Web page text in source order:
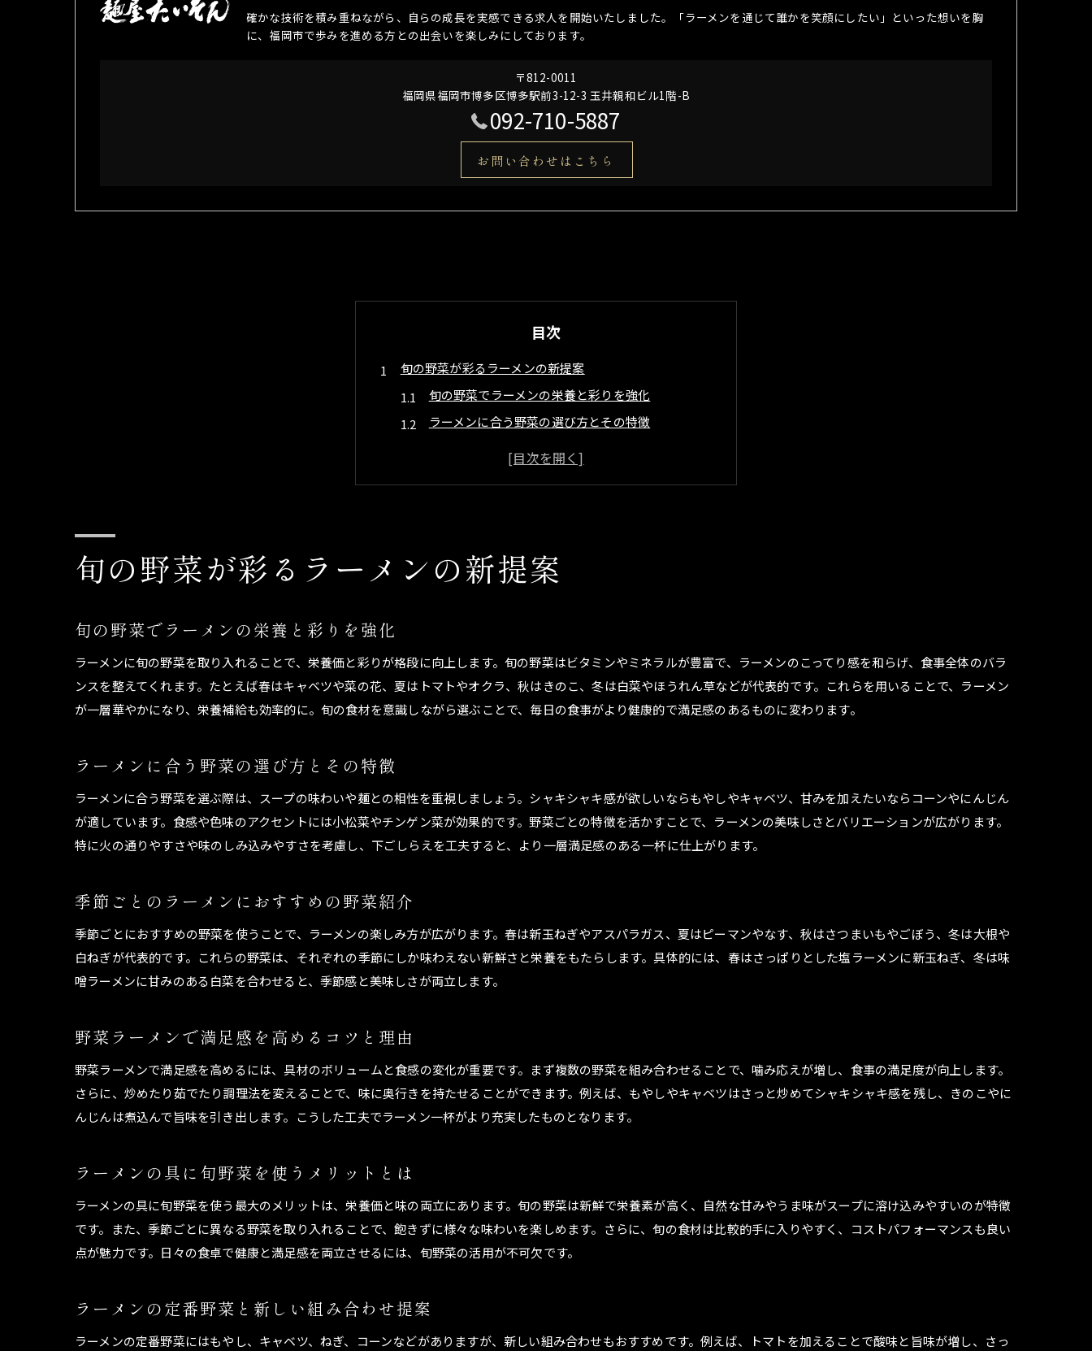
確かな技術を積み重ねながら、自らの成長を実感できる求人を開始いたしました。「ラーメンを通じて誰かを笑顔にしたい」といった想いを胸
に、福岡市で歩みを進める方との出会いを楽しみにしております。
〒812-0011
福岡県福岡市博多区博多駅前3-12-3 玉井親和ビル1階-B
092-710-5887
お問い合わせはこちら
目次
旬の野菜が彩るラーメンの新提案
旬の野菜でラーメンの栄養と彩りを強化
ラーメンに合う野菜の選び方とその特徴
季節ごとのラーメンにおすすめの野菜紹介
ラーメンに合う野菜炒めの味付け術
ラーメンに合う野菜炒めの基本味付けテクニック
ラーメン用野菜炒めの下ごしらえアイデア
ラーメンの野菜炒めで風味豊かにする秘訣
ラーメン野菜炒めに合う調味料の選び方
ラーメンに野菜を加える効果的なタイミング
野菜の種類別ラーメンへのおすすめ活用法
ラーメンの野菜具で食感と彩りをプラスする工夫
インスタントラーメンに野菜を加えるコツ
インスタントラーメンに合う野菜の選び方
インスタントラーメン野菜たっぷりアレンジ法
ラーメンの野菜茹で方で食感をアップする工夫
手軽にできる野菜入りインスタントラーメンレシピ
健康志向なら野菜入りラーメンがおすすめ
野菜ラーメンでカロリーと塩分を抑える方法
ラーメンに野菜を加えて美容と健康をサポート
ラーメンをヘルシーに楽しむ野菜選びの工夫
もやしを使ったラーメンの魅力とは
ラーメンにもやしを入れる理由と効果とは
旬の野菜が彩るラーメンの新提案
旬の野菜でラーメンの栄養と彩りを強化
ラーメンに旬の野菜を取り入れることで、栄養価と彩りが格段に向上します。旬の野菜はビタミンやミネラルが豊富で、ラーメンのこってり感を和らげ、食事全体のバラ
ンスを整えてくれます。たとえば春はキャベツや菜の花、夏はトマトやオクラ、秋はきのこ、冬は白菜やほうれん草などが代表的です。これらを用いることで、ラーメン
が一層華やかになり、栄養補給も効率的に。旬の食材を意識しながら選ぶことで、毎日の食事がより健康的で満足感のあるものに変わります。
ラーメンに合う野菜の選び方とその特徴
ラーメンに合う野菜を選ぶ際は、スープの味わいや麺との相性を重視しましょう。シャキシャキ感が欲しいならもやしやキャベツ、甘みを加えたいならコーンやにんじん
が適しています。食感や色味のアクセントには小松菜やチンゲン菜が効果的です。野菜ごとの特徴を活かすことで、ラーメンの美味しさとバリエーションが広がります。
特に火の通りやすさや味のしみ込みやすさを考慮し、下ごしらえを工夫すると、より一層満足感のある一杯に仕上がります。
季節ごとのラーメンにおすすめの野菜紹介
季節ごとにおすすめの野菜を使うことで、ラーメンの楽しみ方が広がります。春は新玉ねぎやアスパラガス、夏はピーマンやなす、秋はさつまいもやごぼう、冬は大根や
白ねぎが代表的です。これらの野菜は、それぞれの季節にしか味わえない新鮮さと栄養をもたらします。具体的には、春はさっぱりとした塩ラーメンに新玉ねぎ、冬は味
噌ラーメンに甘みのある白菜を合わせると、季節感と美味しさが両立します。
野菜ラーメンで満足感を高めるコツと理由
野菜ラーメンで満足感を高めるには、具材のボリュームと食感の変化が重要です。まず複数の野菜を組み合わせることで、噛み応えが増し、食事の満足度が向上します。
さらに、炒めたり茹でたり調理法を変えることで、味に奥行きを持たせることができます。例えば、もやしやキャベツはさっと炒めてシャキシャキ感を残し、きのこやに
んじんは煮込んで旨味を引き出します。こうした工夫でラーメン一杯がより充実したものとなります。
ラーメンの具に旬野菜を使うメリットとは
ラーメンの具に旬野菜を使う最大のメリットは、栄養価と味の両立にあります。旬の野菜は新鮮で栄養素が高く、自然な甘みやうま味がスープに溶け込みやすいのが特徴
です。また、季節ごとに異なる野菜を取り入れることで、飽きずに様々な味わいを楽しめます。さらに、旬の食材は比較的手に入りやすく、コストパフォーマンスも良い
点が魅力です。日々の食卓で健康と満足感を両立させるには、旬野菜の活用が不可欠です。
ラーメンの定番野菜と新しい組み合わせ提案
ラーメンの定番野菜にはもやし、キャベツ、ねぎ、コーンなどがありますが、新しい組み合わせもおすすめです。例えば、トマトを加えることで酸味と旨味が増し、さっ